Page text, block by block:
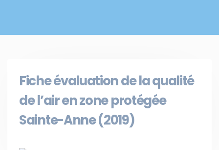
Fiche évaluation de la qualité
de l’air en zone protégée
Sainte-Anne (2019)